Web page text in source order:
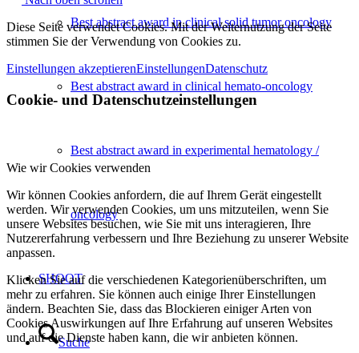
Best abstract award in clinical solid tumor oncology
Best abstract award in clinical hemato-oncology
Best abstract award in experimental hematology /
oncology
SHOOT
Suche
Diese Seite verwendet Cookies. Mit der Weiternutzung der Seite
stimmen Sie der Verwendung von Cookies zu.
Einstellungen akzeptierenEinstellungenDatenschutz
Cookie- und Datenschutzeinstellungen
Wie wir Cookies verwenden
Wir können Cookies anfordern, die auf Ihrem Gerät eingestellt
werden. Wir verwenden Cookies, um uns mitzuteilen, wenn Sie
unsere Websites besuchen, wie Sie mit uns interagieren, Ihre
Nutzererfahrung verbessern und Ihre Beziehung zu unserer Website
anpassen.
Klicken Sie auf die verschiedenen Kategorienüberschriften, um
mehr zu erfahren. Sie können auch einige Ihrer Einstellungen
ändern. Beachten Sie, dass das Blockieren einiger Arten von
Cookies Auswirkungen auf Ihre Erfahrung auf unseren Websites
und auf die Dienste haben kann, die wir anbieten können.